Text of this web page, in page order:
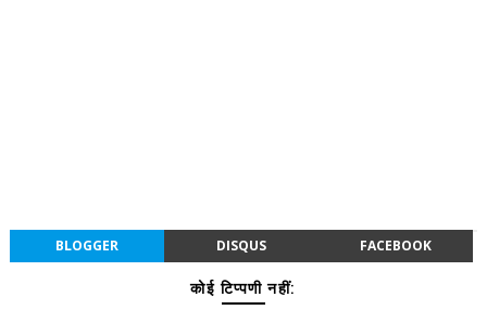
BLOGGER DISQUS FACEBOOK
कोई टिप्पणी नहीं: